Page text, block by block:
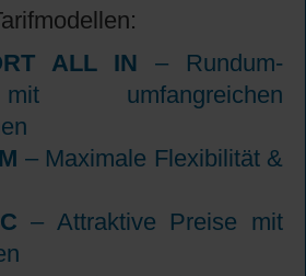
ALL IN – Rundum-
umfangreichen
– Maximale Flexibilität &
– Attraktive Preise mit